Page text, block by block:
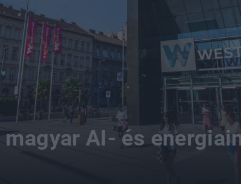
AI- és